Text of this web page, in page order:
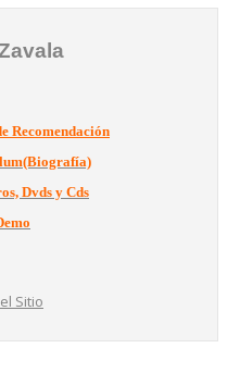
Recomendación
Dvds y Cds
Sitio